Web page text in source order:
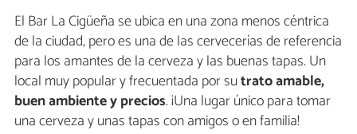
El Bar La Cigüeña se ubica en una zona menos céntrica
de la ciudad, pero es una de las cervecerías de referencia
para los amantes de la cerveza y las buenas tapas. Un
local muy popular y frecuentada por sutrato amable,
buen ambiente y precios. ¡Una lugar único para tomar
una cerveza y unas tapas con amigos o en familia!